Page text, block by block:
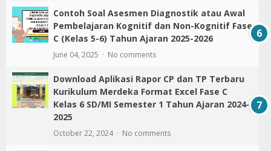
Contoh Soal Asesmen Diagnostik atau Awal
Pembelajaran Kognitif dan Non-Kognitif Fase
C (Kelas 5-6) Tahun Ajaran 2025-2026
June 04, 2025 No comments
Download Aplikasi Rapor CP dan TP Terbaru
Kurikulum Merdeka Format Excel Fase C
Kelas 6 SD/MI Semester 1 Tahun Ajaran 2024-
2025
October 22, 2024 No comments